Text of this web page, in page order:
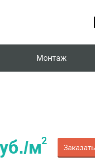
Монтаж
м2
Заказать